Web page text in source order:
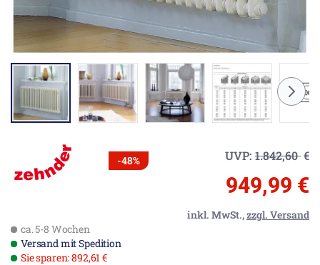
-48% UVP: 1.842,60€
949,99 €
inkl. MwSt.,zzgl. Versand
ca. 5-8 Wochen
Versand mit Spedition
Sie sparen: 892,61 €